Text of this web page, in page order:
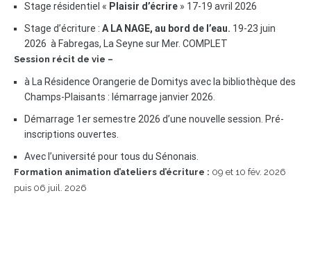
Stage résidentiel « Plaisir d’écrire » 17-19 avril 2026
Stage d’écriture : A LA NAGE, au bord de l’eau. 19-23 juin
2026 à Fabregas, La Seyne sur Mer. COMPLET
Session récit de vie –
à La Résidence Orangerie de Domitys avec la bibliothèque des
Champs-Plaisants : lémarrage janvier 2026.
Démarrage 1er semestre 2026 d’une nouvelle session. Pré-
inscriptions ouvertes.
Avec l’université pour tous du Sénonais.
Formation animation d’ateliers d’écriture : 09 et 10 fév. 2026
puis 06 juil. 2026